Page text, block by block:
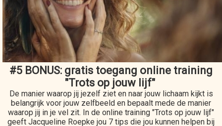
#5 BONUS: gratis toegang online training
"Trots op jouw lijf"
De manier waarop jij jezelf ziet en naar jouw lichaam kijkt is
belangrijk voor jouw zelfbeeld en bepaalt mede de manier
waarop jij in je vel zit. In de online training "Trots op jouw lijf"
geeft Jacqueline Roepke jou 7 tips die jou kunnen helpen bij